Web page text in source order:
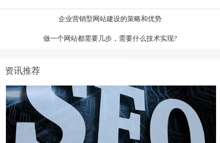
企业营销型网站建设的策略和优势
做一个网站都需要几步，需要什么技术实现?
资讯推荐